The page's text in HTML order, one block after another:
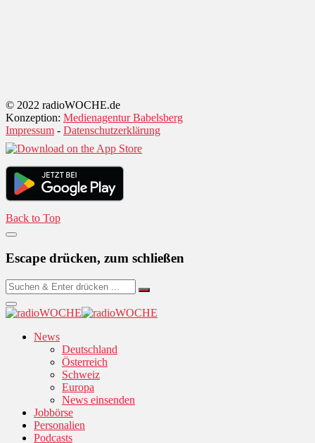
© 2022 radioWOCHE.de
Konzeption: Medienagentur Babelsberg
Impressum - Datenschutzerklärung
Back to Top
Escape drücken, zum schließen
News
Deutschland
Österreich
Schweiz
Europa
News einsenden
Jobbörse
Personalien
Podcasts